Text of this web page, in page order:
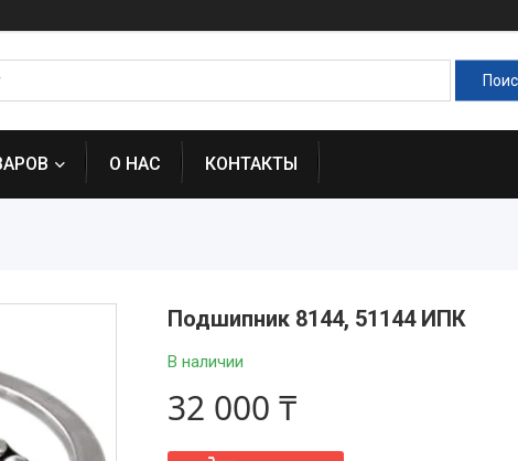
О НАС КОНТАКТЫ
Подшипник 8144, 51144 ИПК
В наличии
32 000 ₸